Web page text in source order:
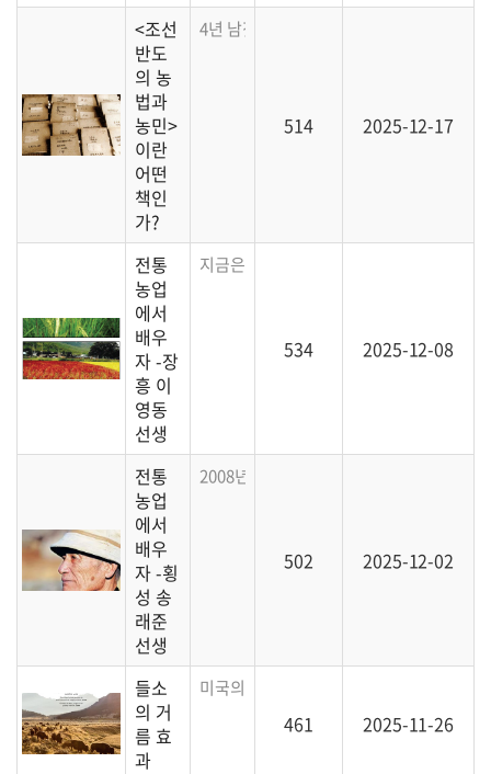
<조선
반도
의 농
법과
농민>
이란
어떤
책인
가?
4년 남짓 걸려 완역한 <조선 반도의 농법과
514 2025-12-17
전통
농업
에서
배우
자 -장
흥 이
영동
선생
지금은 유명하신 장흥의 이영동 선생님과
534 2025-12-08
전통
농업
에서
배우
자 -횡
성 송
래준
선생
2008년에 만나 뵈었던 횡성의 송래준 선생
502 2025-12-02
들소
의 거
름 효
과
미국의 들소가 이동하며 발생하는 의외의
461 2025-11-26